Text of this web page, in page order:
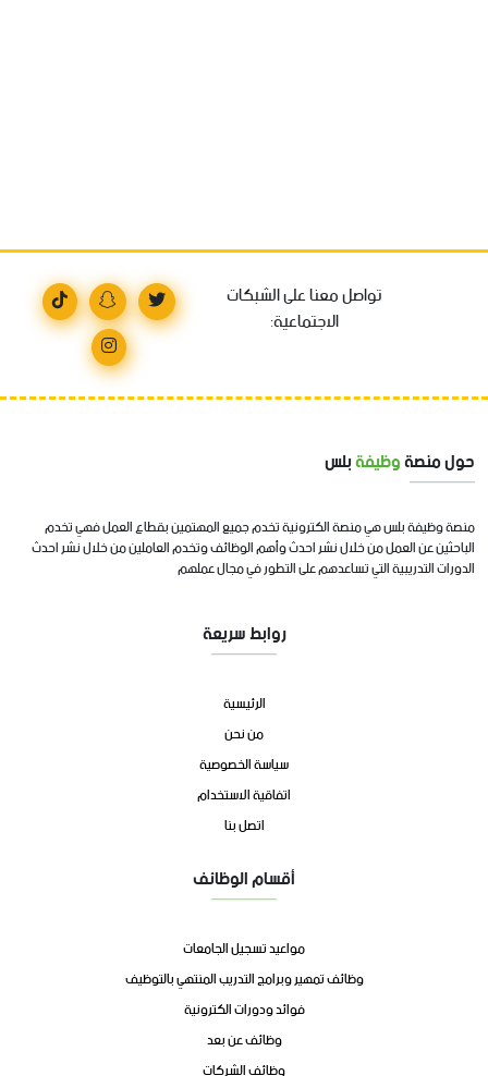
تواصل معنا على الشبكات
الاجتماعية:
حول منصةوظيفةبلس
منصة وظيفة بلس هي منصة الكترونية تخدم جميع المهتمين بقطاع العمل فهي تخدم
الباحثين عن العمل من خلال نشر احدث وأهم الوظائف وتخدم العاملين من خلال نشر احدث
الدورات التدريبية التي تساعدهم على التطور في مجال عملهم
روابط سريعة
الرئيسية
من نحن
سياسة الخصوصية
اتفاقية الاستخدام
اتصل بنا
أقسام الوظائف
مواعيد تسجيل الجامعات
وظائف تمهير وبرامج التدريب المنتهي بالتوظيف
فوائد ودورات الكترونية
وظائف عن بعد